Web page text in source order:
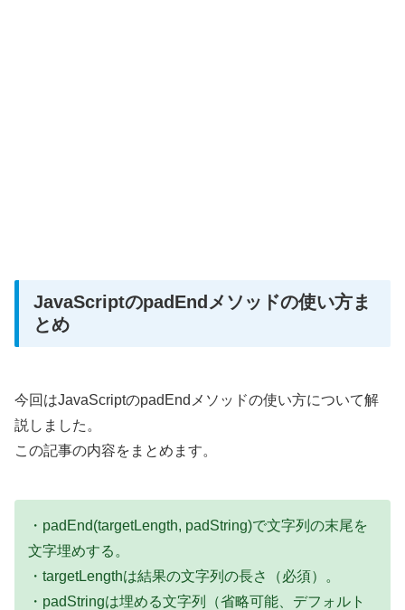
JavaScriptのpadEndメソッドの使い方ま
とめ
今回はJavaScriptのpadEndメソッドの使い方について解
説しました。
この記事の内容をまとめます。
・padEnd(targetLength, padString)で文字列の末尾を
文字埋めする。
・targetLengthは結果の文字列の長さ（必須）。
・padStringは埋める文字列（省略可能、デフォルト